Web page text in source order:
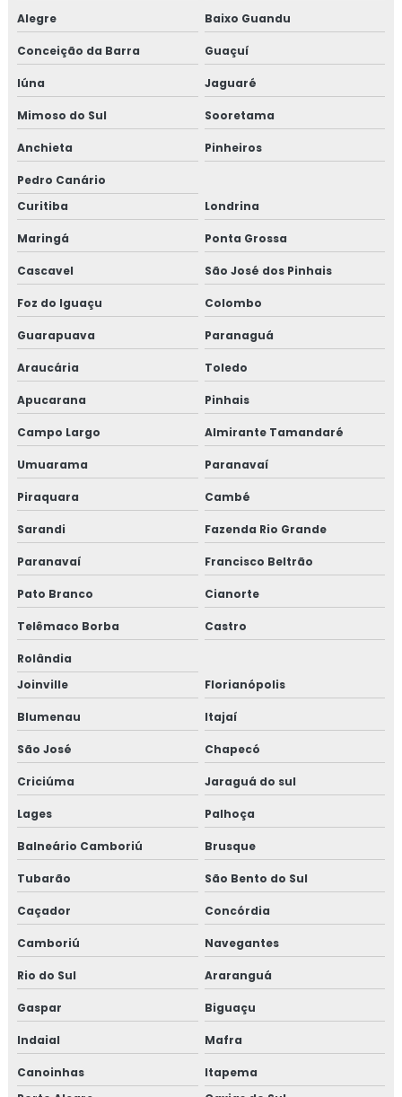
Alegre Baixo Guandu
Conceição da Barra Guaçuí
Iúna Jaguaré
Mimoso do Sul Sooretama
Anchieta Pinheiros
Pedro Canário
Curitiba
Londrina
Maringá Ponta Grossa
Cascavel São José dos Pinhais
Foz do Iguaçu Colombo
Guarapuava Paranaguá
Araucária Toledo
Apucarana Pinhais
Campo Largo Almirante Tamandaré
Umuarama Paranavaí
Piraquara Cambé
Sarandi Fazenda Rio Grande
Paranavaí Francisco Beltrão
Pato Branco Cianorte
Telêmaco Borba Castro
Rolândia
Joinville
Florianópolis
Blumenau Itajaí
São José Chapecó
Criciúma Jaraguá do sul
Lages Palhoça
Balneário Camboriú Brusque
Tubarão São Bento do Sul
Caçador Concórdia
Camboriú Navegantes
Rio do Sul Araranguá
Gaspar Biguaçu
Indaial Mafra
Canoinhas
Itapema